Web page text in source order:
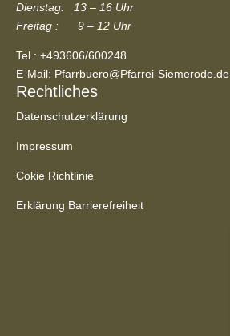
Dienstag: 13 – 16 Uhr
Freitag : 9 – 12 Uhr
Tel.:+493606/600248
E-Mail: Pfarrbuero@Pfarrei-Siemerode.de
Rechtliches
Datenschutzerklärung
Impressum
Cokie Richtlinie
Erklärung Barrierefreiheit